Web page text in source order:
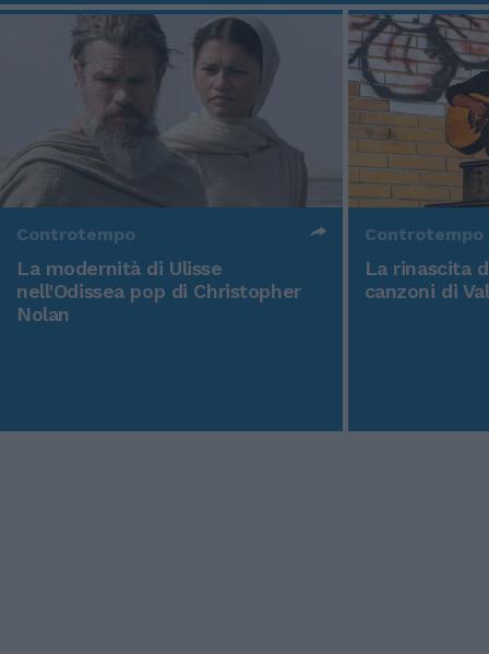
Controtempo
La modernità di Ulisse
nell'Odissea pop di Christopher
Nolan
Controtempo
La rinascita
canzoni di